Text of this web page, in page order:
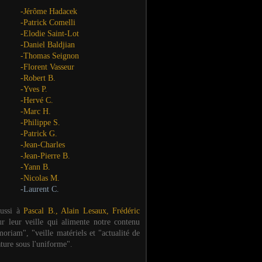
-Jérôme Hadacek
-Patrick Comelli
-Elodie Saint-Lot
-Daniel Baldjian
-Thomas Seignon
-Florent Vasseur
-Robert B.
-Yves P.
-Hervé C.
-Marc H.
-Philippe S.
-Patrick G.
-Jean-Charles
-Jean-Pierre B.
-Yann B.
-Nicolas M.
-Laurent C.
àPascal B., Alain Lesaux, Frédéric
leur veille qui alimente notre contenu
"veille matériels et "actualité de
sous l'uniforme".